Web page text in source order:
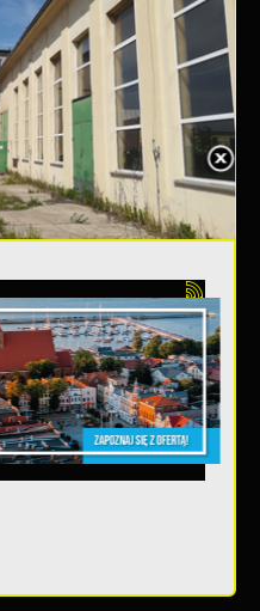
Kultury
roku Gmina
wniosek o
pn.